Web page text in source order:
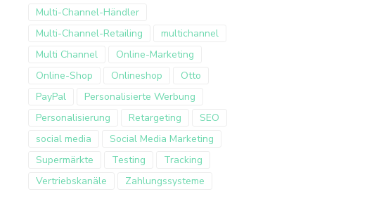
Multi-Channel-Händler
Multi-Channel-Retailing
multichannel
Multi Channel
Online-Marketing
Online-Shop
Onlineshop
Otto
PayPal
Personalisierte Werbung
Personalisierung
Retargeting
SEO
social media
Social Media Marketing
Supermärkte
Testing
Tracking
Vertriebskanäle
Zahlungssysteme